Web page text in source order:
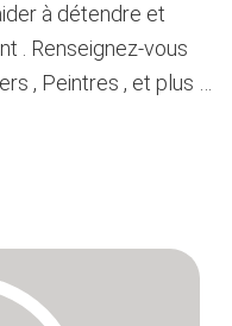
à détendre et
. Renseignez-vous
, Peintres , et plus …